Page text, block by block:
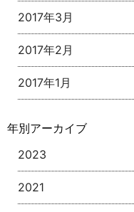
2017年3月
2017年2月
2017年1月
年別アーカイブ
2023
2021